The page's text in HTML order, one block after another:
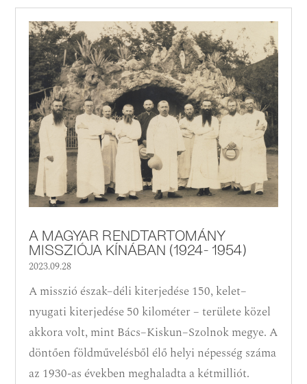
A MAGYAR RENDTARTOMÁNY
MISSZIÓJA KÍNÁBAN (1924- 1954)
2023.09.28
A misszió észak–déli kiterjedése 150, kelet–
nyugati kiterjedése 50 kilométer – területe közel
akkora volt, mint Bács–Kiskun–Szolnok megye. A
döntően földművelésből élő helyi népesség száma
az 1930-as években meghaladta a kétmilliót.